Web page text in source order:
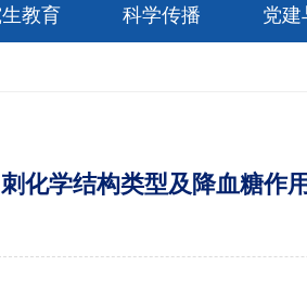
教育 科学传播 党建
化学结构类型及降血糖作